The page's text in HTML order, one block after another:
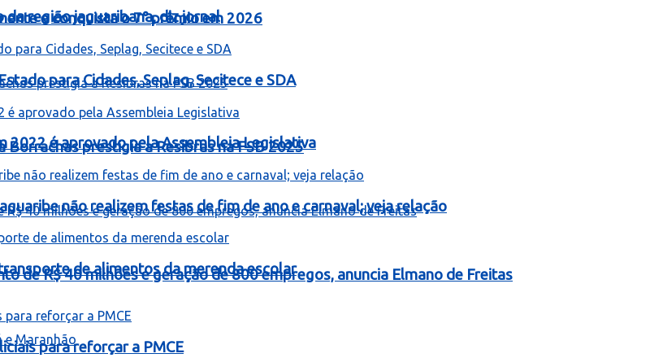
e conquista o 7° prêmio em 2026
Borrachas prestigia a Resibras na FSB 2025
de R$ 40 milhões e geração de 800 empregos, anuncia Elmano de Freitas
da região jaguaribana, diz jornal
para Cidades, Seplag, Secitece e SDA
2022 é aprovado pela Assembleia Legislativa
não realizem festas de fim de ano e carnaval; veja relação
de alimentos da merenda escolar
para reforçar a PMCE